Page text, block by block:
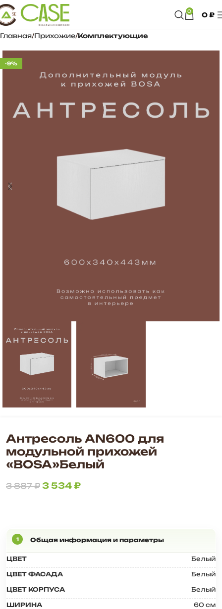
0 0₽
Главная Прихожие Комплектующие
-9%
Антресоль AN600 для
модульной прихожей
«BOSA»Белый
3 887₽ 3 534₽
ЦВЕТ Белый
ЦВЕТ ФАСАДА Белый
ЦВЕТ КОРПУСА Белый
ШИРИНА 60 см